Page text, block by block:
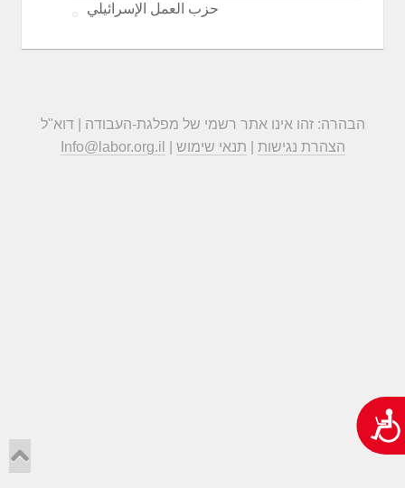
נגישות
حزب العمل الإسرائيلي
הבהרה: זהו אינו אתר רשמי של מפלגת-העבודה | דוא"ל
Info@labor.org.il
הצהרת נגישות תנאי שימוש